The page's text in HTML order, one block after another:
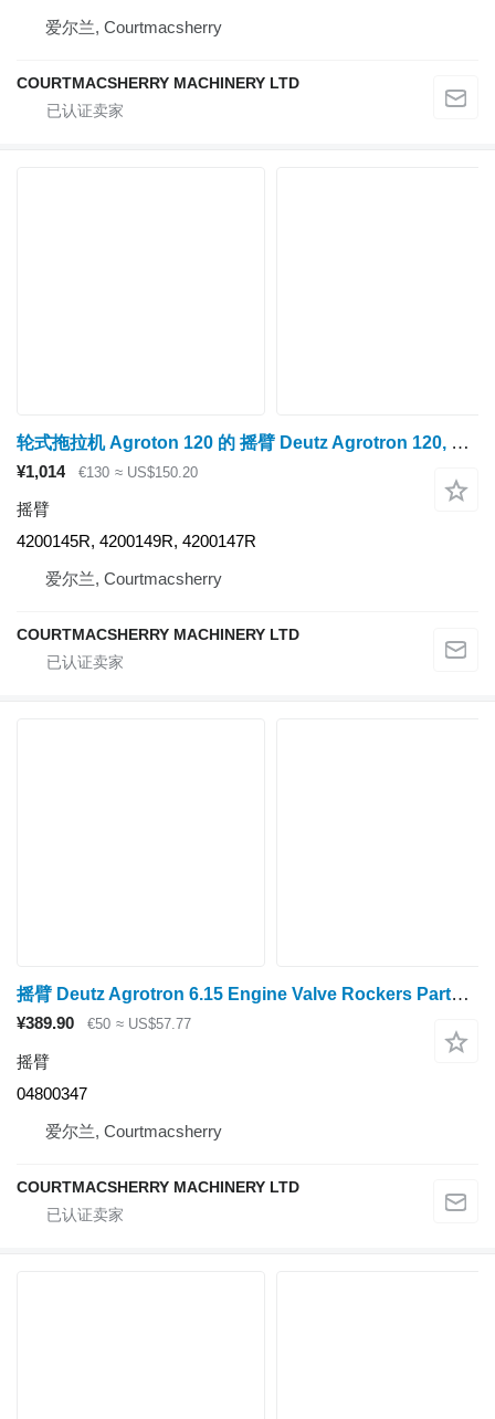
爱尔兰, Courtmacsherry
COURTMACSHERRY MACHINERY LTD
轮式拖拉机 Agroton 120 的 摇臂 Deutz Agrotron 120, Bf6m1013 Engine Rocker Arm Kit 4200145r, 4200149r 4200145R
¥1,014 €130 ≈ US$150.20
摇臂
4200145R, 4200149R, 4200147R
爱尔兰, Courtmacsherry
COURTMACSHERRY MACHINERY LTD
摇臂 Deutz Agrotron 6.15 Engine Valve Rockers Parts 04800347
¥389.90 €50 ≈ US$57.77
摇臂
04800347
爱尔兰, Courtmacsherry
COURTMACSHERRY MACHINERY LTD